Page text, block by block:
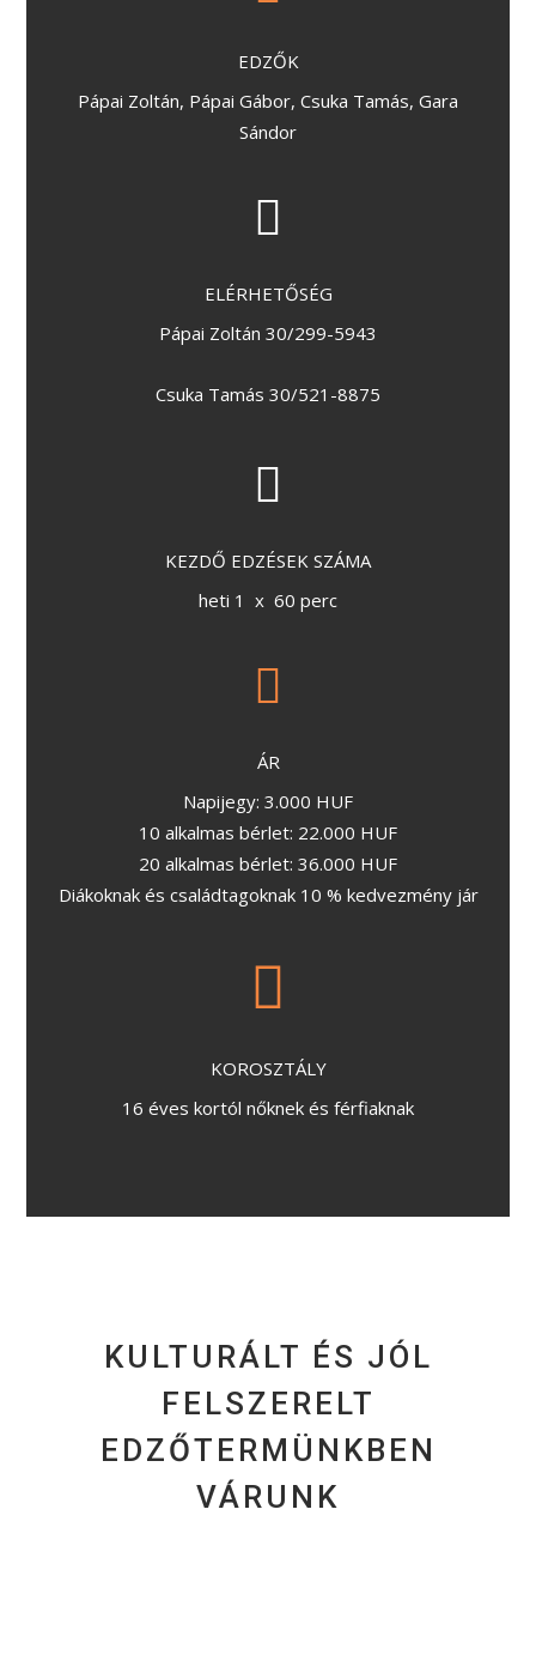
EDZŐK
Pápai Zoltán, Pápai Gábor, Csuka Tamás, Gara
Sándor
ELÉRHETŐSÉG
Pápai Zoltán 30/299-5943
Csuka Tamás 30/521-8875
KEZDŐ EDZÉSEK SZÁMA
heti 1 x 60 perc
ÁR
Napijegy: 3.000 HUF
10 alkalmas bérlet: 22.000 HUF
20 alkalmas bérlet: 36.000 HUF
Diákoknak és családtagoknak 10 % kedvezmény jár
KOROSZTÁLY
16 éves kortól nőknek és férfiaknak
KULTURÁLT ÉS JÓL
FELSZERELT
EDZŐTERMÜNKBEN
VÁRUNK